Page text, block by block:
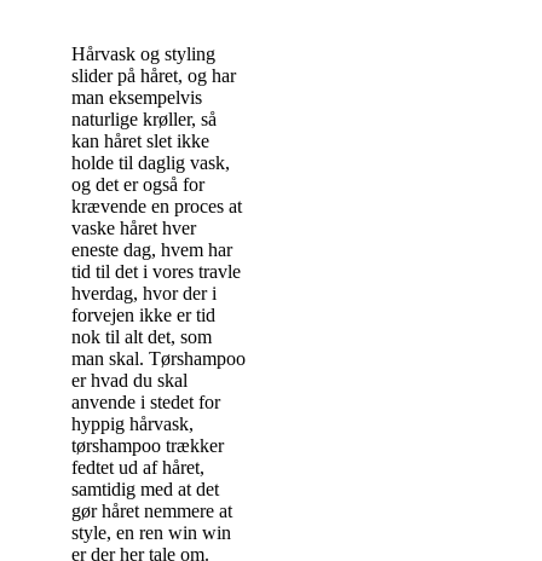
Hårvask og styling
slider på håret, og har
man eksempelvis
naturlige krøller, så
kan håret slet ikke
holde til daglig vask,
og det er også for
krævende en proces at
vaske håret hver
eneste dag, hvem har
tid til det i vores travle
hverdag, hvor der i
forvejen ikke er tid
nok til alt det, som
man skal. Tørshampoo
er hvad du skal
anvende i stedet for
hyppig hårvask,
tørshampoo trækker
fedtet ud af håret,
samtidig med at det
gør håret nemmere at
style, en ren win win
er der her tale om.